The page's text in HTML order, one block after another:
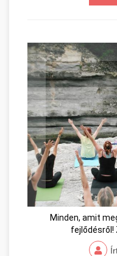
Minden, amit
fejlődésről!